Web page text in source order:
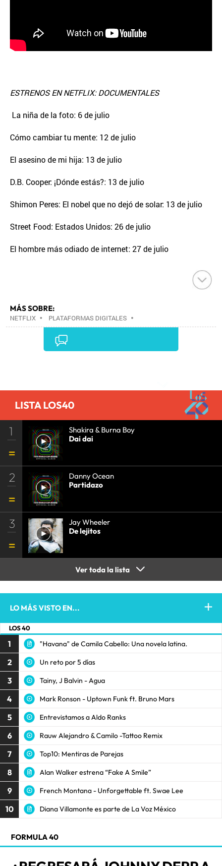
ESTRENOS EN NETFLIX: DOCUMENTALES
La niña de la foto: 6 de julio
Cómo cambiar tu mente: 12 de julio
El asesino de mi hija: 13 de julio
D.B. Cooper: ¡Dónde estás?: 13 de julio
Shimon Peres: El nobel que no dejó de solar: 13 de julio
Street Food: Estados Unidos: 26 de julio
El hombre más odiado de internet: 27 de julio
MÁS SOBRE:
NETFLIX • PLATAFORMAS DIGITALES •
TELEVISIÓN IP•TELEVISIÓN•INTERNET•
•ECONOMÍA
MEDIOS COMUNICACIÓN•COMUNICACIONES•
LISTA LOS40
1
Shakira & Burna Boy
Dai dai
2
Danny Ocean
Partidazo
3
Jay Wheeler
De lejitos
Ver toda la lista
LO MÁS VISTO EN...
LOS 40
1 "Havana" de Camila Cabello: Una novela latina.
2 Un reto por 5 días
3 Tainy, J Balvin - Agua
4 Mark Ronson - Uptown Funk ft. Bruno Mars
5 Entrevistamos a Aldo Ranks
6 Rauw Alejandro & Camilo -Tattoo Remix
7 Top10: Mentiras de Parejas
8 Alan Walker estrena “Fake A Smile”
9 French Montana - Unforgettable ft. Swae Lee
10 Diana Villamonte es parte de La Voz México
FORMULA 40